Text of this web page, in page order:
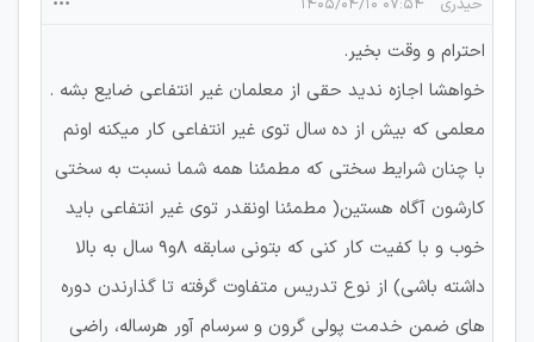
احترام و وقت بخیر.
خواهشا اجازه ندید حقی از معلمان غیر انتفاعی ضایع بشه .
معلمی که بیش از ده سال توی غیر انتفاعی کار میکنه اونم
با چنان شرایط سختی که مطمئنا همه شما نسبت به سختی
کارشون آگاه هستین( مطمئنا اونقدر توی غیر انتفاعی باید
خوب و با کفیت کار کنی که بتونی سابقه ۸و۹ سال به بالا
داشته باشی) از نوع تدریس متفاوت گرفته تا گذارندن دوره
های ضمن خدمت پولی گرون و سرسام آور هرساله، راضی